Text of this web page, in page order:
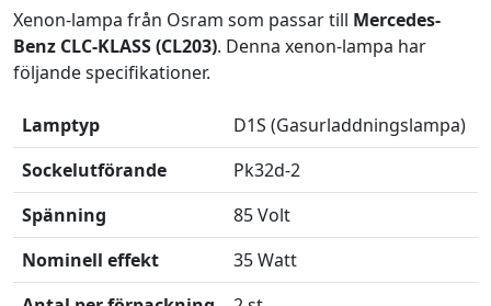
Xenon-lampa från Osram som passar till Mercedes-
Benz CLC-KLASS (CL203). Denna xenon-lampa har
följande specifikationer.
Lamptyp
D1S (Gasurladdningslampa)
Sockelutförande
Pk32d-2
Spänning
85 Volt
Nominell effekt
35 Watt